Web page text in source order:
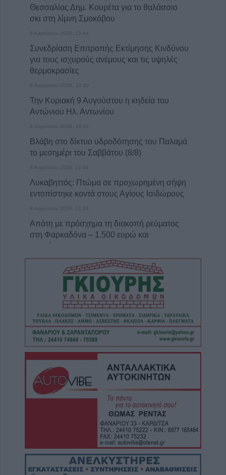
Θεσσαλίας Δημ. Κουρέτα για το θαλάσσιο
σκι στη λίμνη Σμοκόβου
8 Αυγούστου 2026, 13:44
Συνεδρίαση Επιτροπής Εκτίμησης Κινδύνου
για τους ισχυρούς ανέμους και τις υψηλές
θερμοκρασίες
8 Αυγούστου 2026, 13:30
Την Κυριακή 9 Αυγούστου η κηδεία του
Αντώνιου Ηλ. Αντωνίου
8 Αυγούστου 2026, 13:02
Βλάβη στο δίκτυο υδροδότησης του Παλαμά
το μεσημέρι του Σαββάτου (8/8)
8 Αυγούστου 2026, 12:34
Λυκαβηττός: Πτώμα σε προχωρημένη σήψη
εντοπίστηκε κοντά στους Αγίους Ισιδώρους
8 Αυγούστου 2026, 12:26
Απάτη με πρόσχημα τη διακοπή ρεύματος
στη Φαρκαδόνα – 1.500 ευρώ και
κοσμήματα
“Take a break…. μ’ έναν απολαυστικό king
8 Αυγούστου 2026, 12:22
Συλλυπητήριο μήνυμα της Ν.Ε. ΣΥΡΙΖΑ-ΠΣ
Καρδίτσας για την απώλεια του Λεωνίδα
Μητρίτσα
Την Κυριακή 9 Αυγούστου η κηδεία της
Βαΐας Κανέλη
8 Αυγούστου 2026, 11:39
Προσωρινή διακοπή νερού από τη ΔΕΥΑΚ
λόγω βλάβης στο κέντρο της Καρδίτσας
Τρίκαλα: Στα 1.352 μέτρα, δημιουργήθηκε
ένας μοναδικός χώρος αναψυχής στο